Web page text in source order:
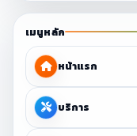
เมนูหลัก
หน้าแรก
บริการ